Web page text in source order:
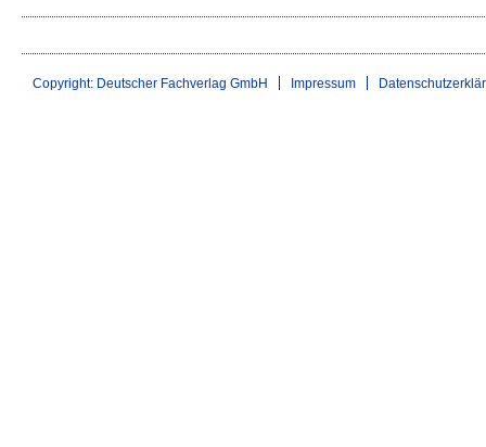
Copyright: Deutscher Fachverlag GmbH Impressum